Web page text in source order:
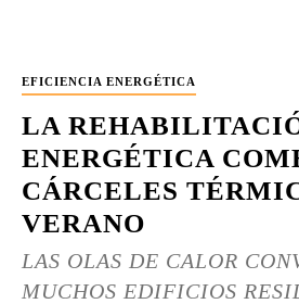
EFICIENCIA ENERGÉTICA
LA
ENERGÉTICA
CÁRCELES
VERANO
LAS OLAS DE CALOR
MUCHOS EDIFICIOS